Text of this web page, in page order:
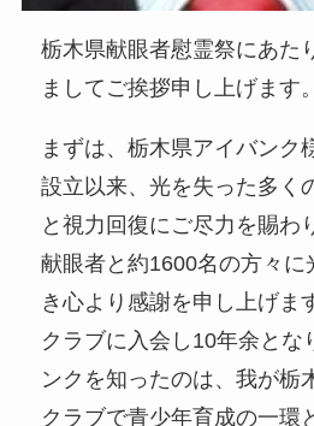
栃木県献眼者慰霊祭にあた
ましてご挨拶申し上げます。
まずは、栃木県アイバンク
設立以来、光を失った多く
と視力回復にご尽力を賜わ
献眼者と約1600名の方々に
き心より感謝を申し上げま
クラブに入会し10年余とな
ンクを知ったのは、我が栃
クラブで青少年育成の一環